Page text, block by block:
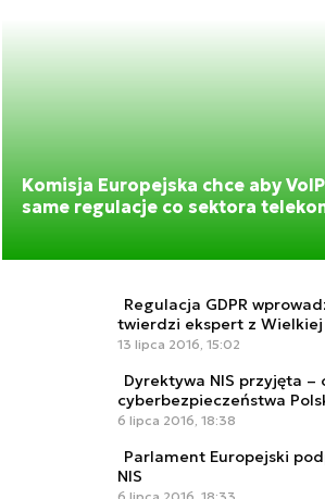
Komisja Europejska chce aby
same regulacje co sektora
Regulacja GDPR
twierdzi ekspert z
13 lipca 2016, 15:02
Dyrektywa NIS przyjęta –
cyberbezpieczeństwa
6 lipca 2016, 18:38
Parlament Europejski
NIS